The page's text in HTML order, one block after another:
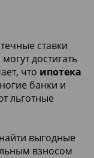
ставки
достигать
что ипотека
банки и
льготные
выгодные
взносом